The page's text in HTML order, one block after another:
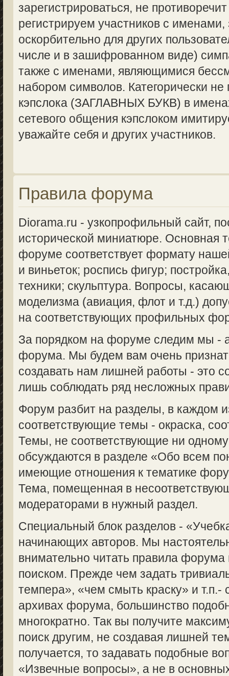
зарегистрироваться, не
регистрируем участников с
оскорбительно для других
числе и в зашифрованном виде)
также с именами, являющимися
набором символов. Категорически не
кэпслока (ЗАГЛАВНЫХ БУКВ) в
сетевого общения кэпслоком
уважайте себя и других участников.
Правила форума
Diorama.ru - узкопрофильный сайт,
исторической миниатюре. Основная
форуме соответствует формату
и виньеток; роспись фигур;
техники; скульптура. Вопросы,
моделизма (авиация, флот и т.д.)
на соответствующих профильных
За порядком на форуме следим мы -
форума. Мы будем вам очень
создавать нам лишней работы - это
лишь соблюдать ряд несложных
Форум разбит на разделы, в каждом
соответствующие темы - окраска,
Темы, не соответствующие ни
обсуждаются в разделе «Обо всем
имеющие отношения к тематике
Тема, помещенная в
модераторами в нужный раздел.
Специальный блок разделов -
начинающих авторов. Мы
внимательно читать правила форума
поиском. Прежде чем задать
темпера», «чем смыть краску» и т.п.-
архивах форума, большинство
многократно. Так вы получите
поиск другим, не создавая лишней
получается, то задавать подобные
«Извечные вопросы», а не в